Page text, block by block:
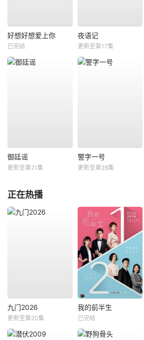
好想好想爱上你
已完结
夜语记
更新至第17集
御廷谣
更新至第21集
警字一号
更新至第28集
正在热播
九门2026
更新至第20集
我的前半生
已完结